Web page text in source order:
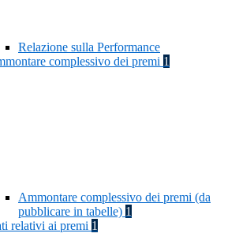
Relazione sulla Performance
complessivo dei premi 1
Ammontare complessivo dei premi (da
pubblicare in tabelle) 1
relativi ai premi 1